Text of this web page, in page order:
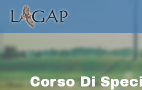
Corso Di